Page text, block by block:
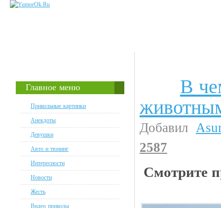
Главное меню
Прикольные картинки
Анекдоты
Девушки
Авто и тюнинг
Интересности
Новости
Жесть
Видео приколы
В
Добавил
2587
Смотрите